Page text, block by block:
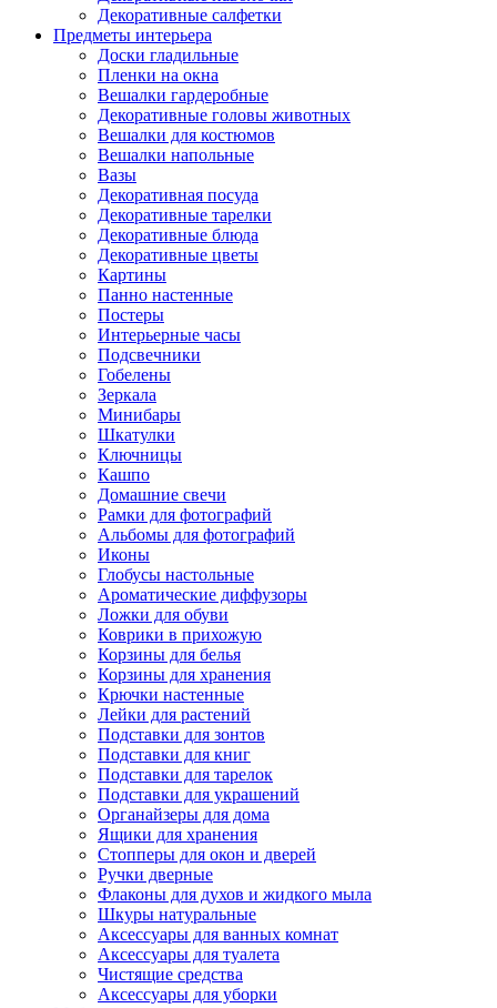
Декоративные салфетки
Предметы интерьера
Доски гладильные
Пленки на окна
Вешалки гардеробные
Декоративные головы животных
Вешалки для костюмов
Вешалки напольные
Вазы
Декоративная посуда
Декоративные тарелки
Декоративные блюда
Декоративные цветы
Картины
Панно настенные
Постеры
Интерьерные часы
Подсвечники
Гобелены
Зеркала
Минибары
Шкатулки
Ключницы
Кашпо
Домашние свечи
Рамки для фотографий
Альбомы для фотографий
Иконы
Глобусы настольные
Ароматические диффузоры
Ложки для обуви
Коврики в прихожую
Корзины для белья
Корзины для хранения
Крючки настенные
Лейки для растений
Подставки для зонтов
Подставки для книг
Подставки для тарелок
Подставки для украшений
Органайзеры для дома
Ящики для хранения
Стопперы для окон и дверей
Ручки дверные
Флаконы для духов и жидкого мыла
Шкуры натуральные
Аксессуары для ванных комнат
Аксессуары для туалета
Чистящие средства
Аксессуары для уборки